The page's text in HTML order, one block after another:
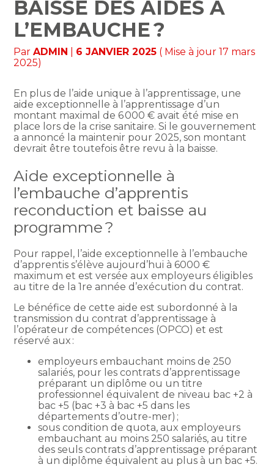
BAISSE DES AIDES À
L’EMBAUCHE ?
ParADMIN 6 JANVIER 2025 ( Mise à jour 17 mars
2025)
En plus de l’aide unique à l’apprentissage, une
aide exceptionnelle à l’apprentissage d’un
montant maximal de 6 000 € avait été mise en
place lors de la crise sanitaire. Si le gouvernement
a annoncé la maintenir pour 2025, son montant
devrait être toutefois être revu à la baisse.
Aide exceptionnelle à
l’embauche d’apprentis
reconduction et baisse au
programme ?
Pour rappel, l’aide exceptionnelle à l’embauche
d’apprentis s’élève aujourd’hui à 6000 €
maximum et est versée aux employeurs éligibles
au titre de la 1re année d’exécution du contrat.
Le bénéfice de cette aide est subordonné à la
transmission du contrat d’apprentissage à
l’opérateur de compétences (OPCO) et est
réservé aux :
employeurs embauchant moins de 250
salariés, pour les contrats d’apprentissage
préparant un diplôme ou un titre
professionnel équivalent de niveau bac +2 à
bac +5 (bac +3 à bac +5 dans les
départements d’outre-mer) ;
sous condition de quota, aux employeurs
embauchant au moins 250 salariés, au titre
des seuls contrats d’apprentissage préparant
à un diplôme équivalent au plus à un bac +5.